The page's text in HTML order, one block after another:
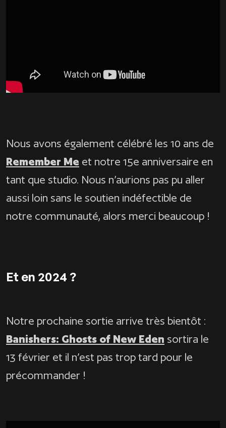
Nous avons également célébré les 10 ans de
Remember Me et notre 15e anniversaire en
tant que studio. Nous n’aurions pas pu aller
aussi loin sans le soutien indéfectible de
notre communauté, alors merci beaucoup !
Et en 2024 ?
Notre prochaine sortie arrive très bientôt :
Banishers: Ghosts of New Eden sortira le
13 février et il n’est pas trop tard pour le
précommander !